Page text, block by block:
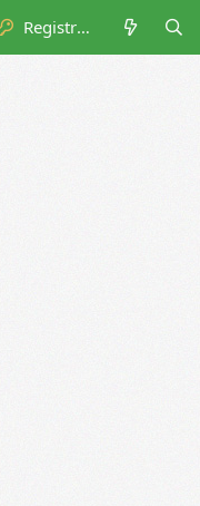
Registrarse